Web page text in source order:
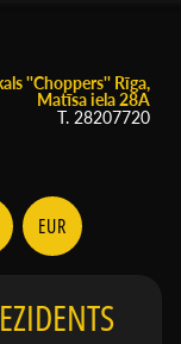
''Choppers'' Rīga,
Matīsa iela 28A
T. 28207720
EUR